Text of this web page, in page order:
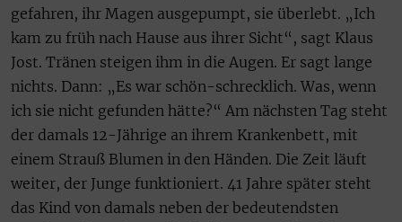
gefahren, ihr Magen ausgepumpt, sie überlebt. „Ich
kam zu früh nach Hause aus ihrer Sicht“, sagt Klaus
Jost. Tränen steigen ihm in die Augen. Er sagt lange
nichts. Dann: „Es war schön-schrecklich. Was, wenn
ich sie nicht gefunden hätte?“ Am nächsten Tag steht
der damals 12-Jährige an ihrem Krankenbett, mit
einem Strauß Blumen in den Händen. Die Zeit läuft
weiter, der Junge funktioniert. 41 Jahre später steht
das Kind von damals neben der bedeutendsten